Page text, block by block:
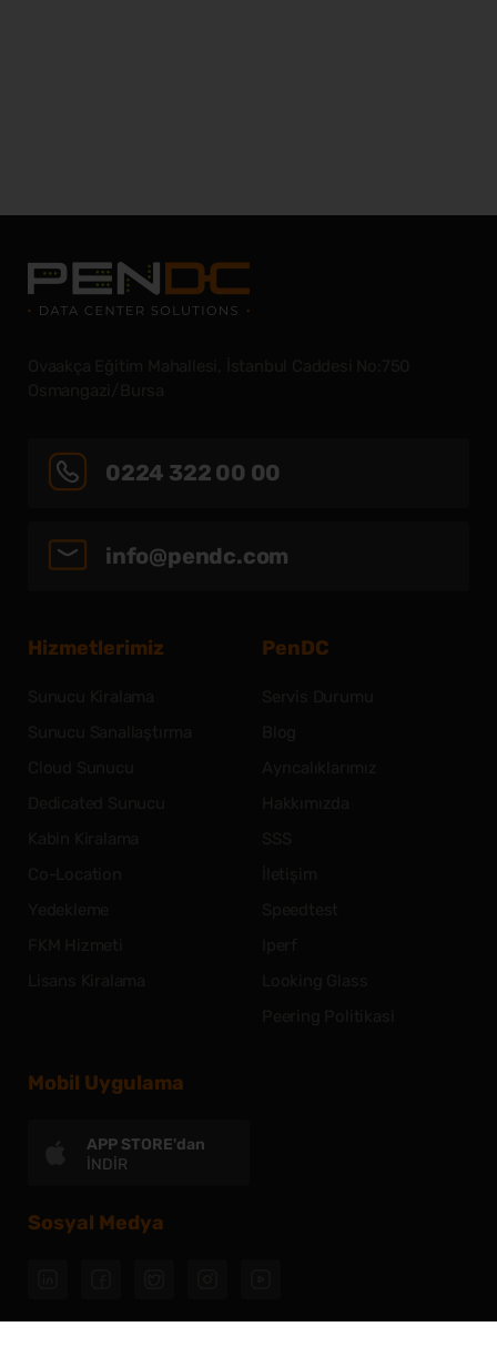
0224 322 00 00
info@pendc.com
Hizmetlerimiz PenDC
Mobil Uygulama
APP STORE'dan
İNDİR
Sosyal Medya